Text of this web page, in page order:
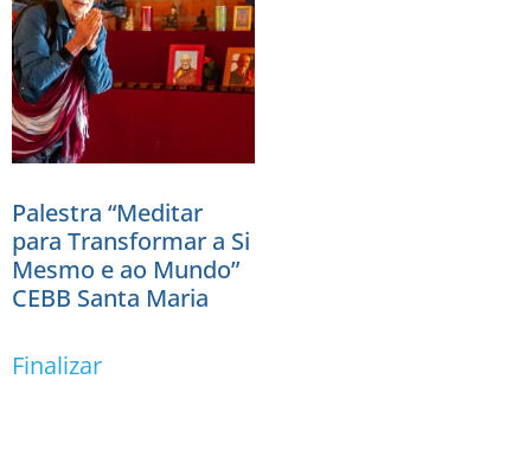
Palestra “Meditar
para Transformar a Si
Mesmo e ao Mundo”
CEBB Santa Maria
Finalizar